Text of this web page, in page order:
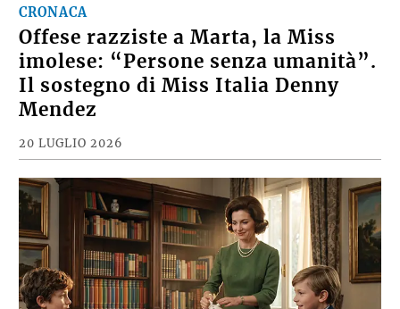
CRONACA
Offese razziste a Marta, la Miss
imolese: “Persone senza umanità”.
Il sostegno di Miss Italia Denny
Mendez
20 LUGLIO 2026